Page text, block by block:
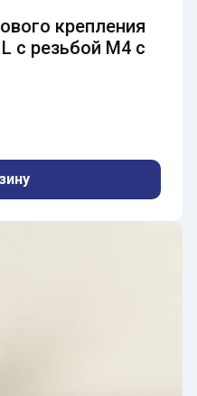
крепления
с резьбой M4 с
цена составляла 5576,93
цена: 4907,69 ₽.